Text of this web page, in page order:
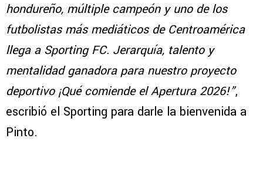
hondureño, múltiple campeón y uno de los
futbolistas más mediáticos de Centroamérica
llega a Sporting FC. Jerarquía, talento y
mentalidad ganadora para nuestro proyecto
deportivo ¡Qué comiende el Apertura 2026!”,
escribió el Sporting para darle la bienvenida a
Pinto.